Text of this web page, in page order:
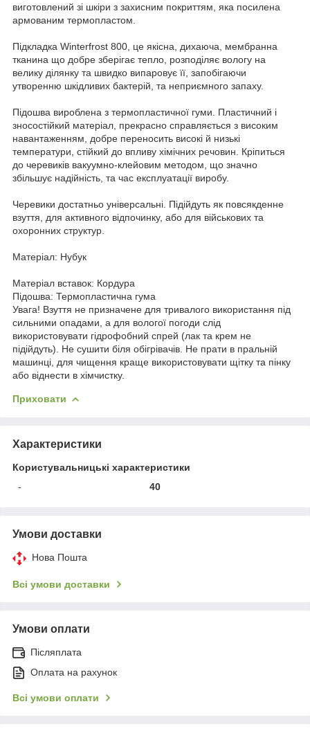
виготовлений зі шкіри з захисним покриттям, яка посилена
армованим термопластом.
Підкладка Winterfrost 800, це якісна, дихаюча, мембранна
тканина що добре зберігає тепло, розподіляє вологу на
велику ділянку та швидко випаровує її, запобігаючи
утворенню шкідливих бактерій, та неприємного запаху.
Підошва вироблена з термопластичної гуми. Пластичний і
зносостійкий матеріал, прекрасно справляється з високим
навантаженням, добре переносить високі й низькі
температури, стійкий до впливу хімічних речовин. Кріпиться
до черевиків вакуумно-клейовим методом, що значно
збільшує надійність, та час експлуатації виробу.
Черевики достатньо універсальні. Підійдуть як повсякденне
взуття, для активного відпочинку, або для військових та
охоронних структур.
Матеріал: Нубук
Матеріал вставок: Кордура
Підошва: Термопластична гума
Увага! Взуття не призначене для тривалого використання під
сильними опадами, а для вологої погоди слід
використовувати гідрофобний спрей (лак та крем не
підійдуть). Не сушити біля обігрівачів. Не прати в пральній
машинці, для чищення краще використовувати щітку та пінку
або віднести в хімчистку.
Приховати
Характеристики
Користувальницькі характеристики
-
40
Умови доставки
Нова Пошта
Всі умови доставки
Умови оплати
Післяплата
Оплата на рахунок
Всі умови оплати